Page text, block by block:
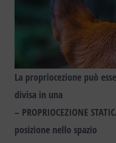
La propriocezione può
divisa in una
– PROPRIOCEZIONE
posizione nello spazio